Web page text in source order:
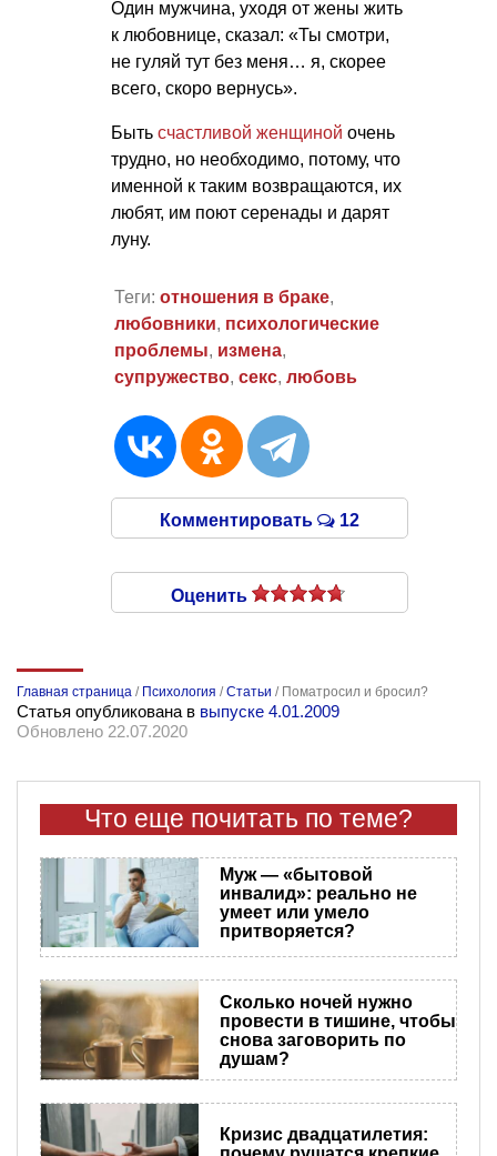
Один мужчина, уходя от жены жить
к любовнице, сказал: «Ты смотри,
не гуляй тут без меня… я, скорее
всего, скоро вернусь».
Быть счастливой женщиной очень
трудно, но необходимо, потому, что
именной к таким возвращаются, их
любят, им поют серенады и дарят
луну.
Теги: отношения в браке,
любовники, психологические
проблемы, измена,
супружество, секс, любовь
Комментировать 12
Оценить
Главная страница / Психология /Статьи / Поматросил и бросил?
Статья опубликована в выпуске 4.01.2009
Обновлено 22.07.2020
Что еще почитать по теме?
Муж — «бытовой
инвалид»: реально не
умеет или умело
притворяется?
Сколько ночей нужно
провести в тишине, чтобы
снова заговорить по
душам?
Кризис двадцатилетия: